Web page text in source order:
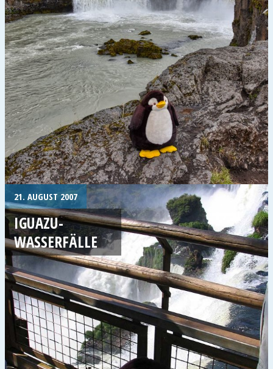
21. AUGUST 2007
IGUAZU-
WASSERFÄLLE